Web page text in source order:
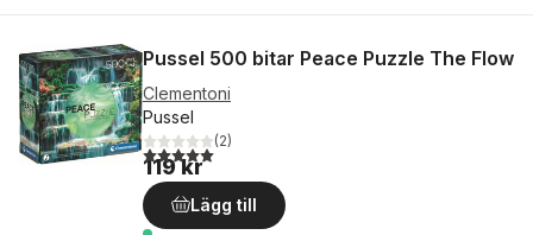
Pussel 500 bitar Peace Puzzle The Flow
Clementoni
Pussel
5,0utav 5 stjärnor. Totalt antal röster:
(2)
119 kr
Lägg till